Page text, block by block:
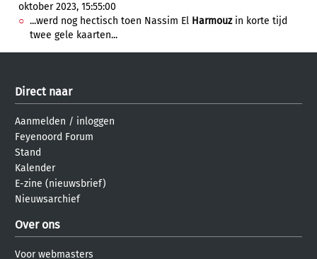
oktober 2023, 15:55:00
...werd nog hectisch toen Nassim El Harmouzin korte tijd
twee gele kaarten...
Direct naar
Aanmelden / inloggen
Feyenoord Forum
Stand
Kalender
E-zine (nieuwsbrief)
Nieuwsarchief
Over ons
Voor webmasters